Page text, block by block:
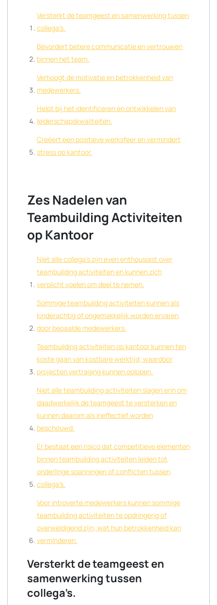
Versterkt de teamgeest en samenwerking tussen
collega’s.
Bevordert betere communicatie en vertrouwen
binnen het team.
Verhoogt de motivatie en betrokkenheid van
medewerkers.
Helpt bij het identificeren en ontwikkelen van
leiderschapskwaliteiten.
Creëert een positieve werksfeer en vermindert
stress op kantoor.
Zes Nadelen van
Teambuilding Activiteiten
op Kantoor
Niet alle collega’s zijn even enthousiast over
teambuilding activiteiten en kunnen zich
verplicht voelen om deel te nemen.
Sommige teambuilding activiteiten kunnen als
kinderachtig of ongemakkelijk worden ervaren
door bepaalde medewerkers.
Teambuilding activiteiten op kantoor kunnen ten
koste gaan van kostbare werktijd, waardoor
projecten vertraging kunnen oplopen.
Niet alle teambuilding activiteiten slagen erin om
daadwerkelijk de teamgeest te versterken en
kunnen daarom als ineffectief worden
beschouwd.
Er bestaat een risico dat competitieve elementen
binnen teambuilding activiteiten leiden tot
onderlinge spanningen of conflicten tussen
collega’s.
Voor introverte medewerkers kunnen sommige
teambuilding activiteiten te opdringerig of
overweldigend zijn, wat hun betrokkenheid kan
verminderen.
Versterkt de teamgeest en
samenwerking tussen
collega’s.